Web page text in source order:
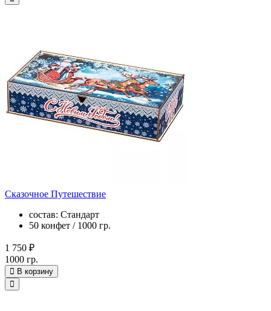
Сказочное Путешествие
состав: Стандарт
50 конфет / 1000 гр.
1 750 ₽
1000 гр.
В корзину